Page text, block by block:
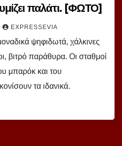
παλάτι. [ΦΩΤΟ]
EXPRESSEVIA
ψηφιδωτά, χάλκινες
βιτρό παράθυρα. Οι σταθμοί
μπαρόκ και του
τα ιδανικά.